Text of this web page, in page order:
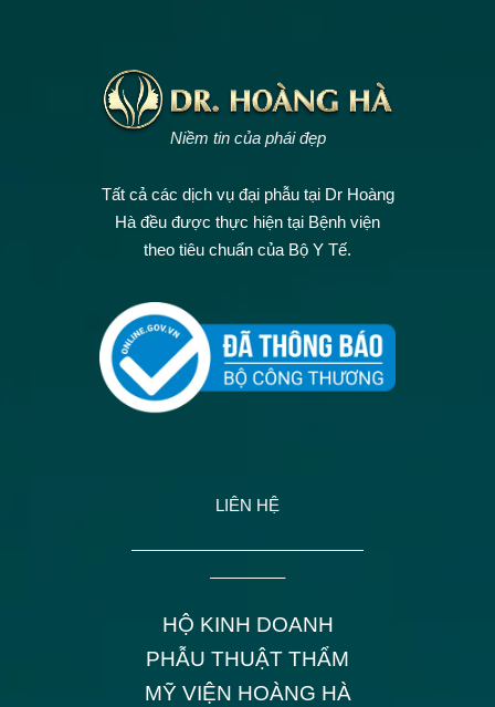
Niềm tin của phái đẹp
Tất cả các dịch vụ đại phẫu tại Dr Hoàng
Hà đều được thực hiện tại Bệnh viện
theo tiêu chuẩn của Bộ Y Tế.
LIÊN HỆ
——————————————
————–
HỘ KINH DOANH
PHẪU THUẬT THẨM
MỸ VIỆN HOÀNG HÀ